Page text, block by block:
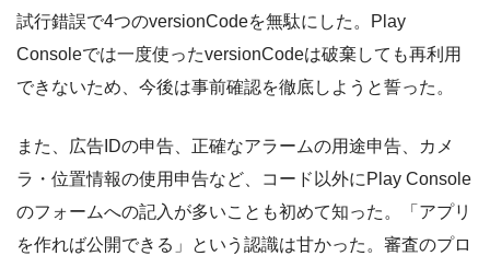
試行錯誤で4つのversionCodeを無駄にした。Play
Consoleでは一度使ったversionCodeは破棄しても再利用
できないため、今後は事前確認を徹底しようと誓った。
また、広告IDの申告、正確なアラームの用途申告、カメ
ラ・位置情報の使用申告など、コード以外にPlay Console
のフォームへの記入が多いことも初めて知った。「アプリ
を作れば公開できる」という認識は甘かった。審査のプロ